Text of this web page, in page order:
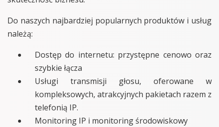
Do naszych najbardziej popularnych produktów i usług
należą:
Dostęp do internetu: przystępne cenowo oraz
szybkie łącza
Usługi transmisji głosu, oferowane w
kompleksowych, atrakcyjnych pakietach razem z
telefonią IP.
Monitoring IP i monitoring środowiskowy